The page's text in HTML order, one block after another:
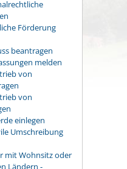
Förderung
beantragen
melden
von
von
einlegen
Umschreibung
mit Wohnsitz oder
Ländern -